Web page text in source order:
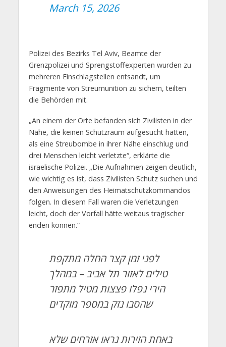
March 15, 2026
Polizei des Bezirks Tel Aviv, Beamte der
Grenzpolizei und Sprengstoffexperten wurden zu
mehreren Einschlagstellen entsandt, um
Fragmente von Streumunition zu sichern, teilten
die Behörden mit.
„An einem der Orte befanden sich Zivilisten in der
Nähe, die keinen Schutzraum aufgesucht hatten,
als eine Streubombe in ihrer Nähe einschlug und
drei Menschen leicht verletzte“, erklärte die
israelische Polizei. „Die Aufnahmen zeigen deutlich,
wie wichtig es ist, dass Zivilisten Schutz suchen und
den Anweisungen des Heimatschutzkommandos
folgen. In diesem Fall waren die Verletzungen
leicht, doch der Vorfall hätte weitaus tragischer
enden können.“
לפני זמן קצר החלה מתקפת
טילים לאזור תל אביב – במהלך
הירי נפלו פצצות מטיל מתפזר
שהסבו נזק במספר מוקדים
באחת הזירות נראו אזרחים שלא